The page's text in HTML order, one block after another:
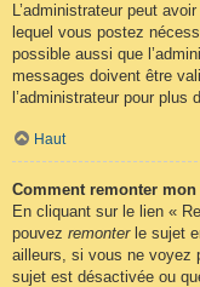
L’administrateur peut
lequel vous postez
possible aussi que
messages doivent être
l’administrateur pour plus
Haut
Comment remonter
En cliquant sur le lien «
pouvez remonterle sujet
ailleurs, si vous ne voyez
sujet est désactivée ou